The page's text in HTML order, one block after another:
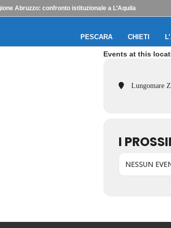
Abruzzo: confronto istituzionale a L’Aquila
PESCARA CHIETI
Events at this
Lungomare
I
NESSUN